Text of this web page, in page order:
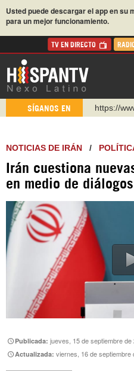
Usted puede descargar el app en su
para un mejor funcionamiento.
TV EN DIRECTO
SÍGANOS EN
https://
http://
https://
https://
NOTICIAS DE IRÁN /
Irán cuestiona
en medio de diálogos
Publicada:jueves, 15 de septiembre de
Actualizada:viernes, 16 de septiembre